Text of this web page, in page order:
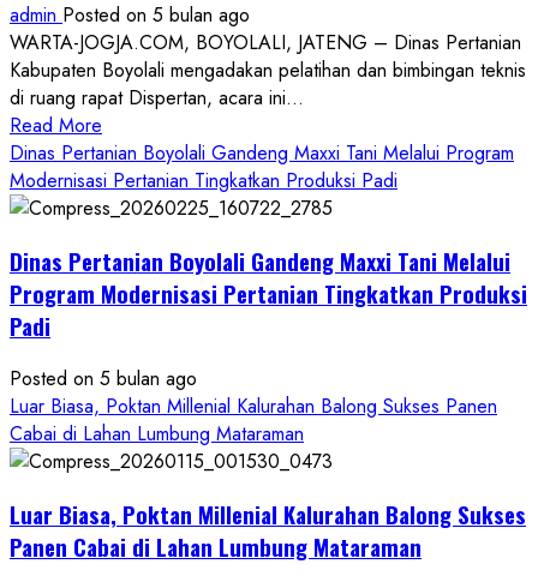
admin Posted on 5 bulan ago
WARTA-JOGJA.COM, BOYOLALI, JATENG – Dinas Pertanian
Kabupaten Boyolali mengadakan pelatihan dan bimbingan teknis
di ruang rapat Dispertan, acara ini...
Read More
more
about
Dinas
Boyolali
Gelar
Singkong
Wujudkan
Ketahanan
Pangan
Petani
Dinas Pertanian Boyolali Gandeng Maxxi Tani Melalui Program
Modernisasi Pertanian Tingkatkan Produksi Padi
Dinas Pertanian Boyolali Gandeng Maxxi Tani Melalui
Program Modernisasi Pertanian Tingkatkan Produksi
Padi
Posted on 5 bulan ago
Luar Biasa, Poktan Millenial Kalurahan Balong Sukses Panen
Cabai di Lahan Lumbung Mataraman
Luar Biasa, Poktan Millenial Kalurahan Balong Sukses
Panen Cabai di Lahan Lumbung Mataraman